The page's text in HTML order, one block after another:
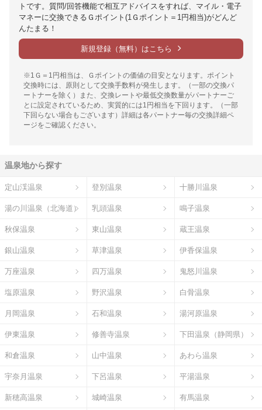
トです。質問/回答機能で相互アドバイスをすれば、マイル・電子
マネーに交換できるＧポイント(1Ｇポイント＝1円相当)がどんど
んたまる！
新規登録（無料）はこちら
※1Ｇ＝1円相当は、Ｇポイントの価値の目安となります。ポイント
交換時には、原則として交換手数料が発生します。（一部の交換パ
ートナーを除く）また、交換レートや最低交換数量がパートナーご
とに設定されているため、実質的には1円相当を下回ります。（一部
下回らない場合もございます）詳細は各パートナー毎の交換詳細ペ
ージをご確認ください。
温泉地から探す
定山渓温泉 登別温泉 十勝川温泉
湯の川温泉（北海道） 乳頭温泉 鳴子温泉
秋保温泉 東山温泉 蔵王温泉
銀山温泉 草津温泉 伊香保温泉
万座温泉 四万温泉 鬼怒川温泉
塩原温泉 野沢温泉 白骨温泉
月岡温泉 石和温泉 湯河原温泉
伊東温泉 修善寺温泉 下田温泉（静岡県）
和倉温泉 山中温泉 あわら温泉
宇奈月温泉 下呂温泉 平湯温泉
新穂高温泉 城崎温泉 有馬温泉